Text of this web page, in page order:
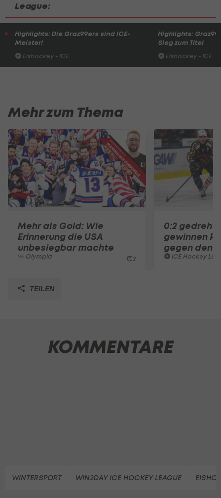
League:
Highlights: Die Graz99ers sind ICE-
Meister!
Eishockey - ICE
Highlights:
Sieg zum Titel
Eishockey - ICE
Mehr zum Thema
Mehr als Gold: Wie
Erinnerung die USA
unbesiegbar machte
Olympia 2
0:2 gedreht!
gewinnen
gegen den
ICE Hockey
TEILEN
KOMMENTARE
WINTERSPORT WIN2DAY ICE HOCKEY LEAGUE